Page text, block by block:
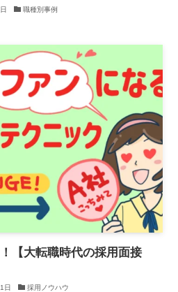
職種別事例
【大転職時代の採用面接
日 採用ノウハウ